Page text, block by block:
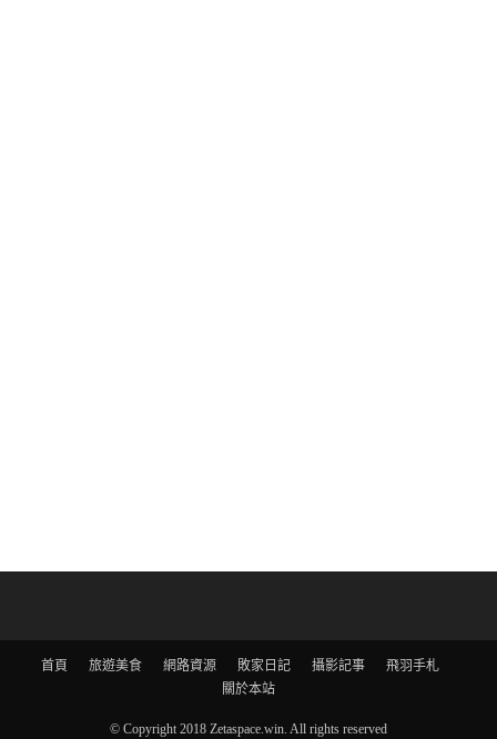
首頁 旅遊美食 網路資源 敗家日記 攝影記事
飛羽手札
關於本站
© Copyright 2018 Zetaspace.win. All rights reserved